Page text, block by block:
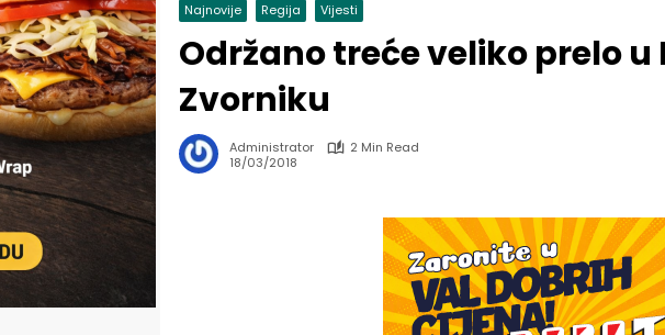
Najnovije Regija Vijesti
Održano treće veliko prelo u
Zvorniku
Administrator
2 Min Read
18/03/2018